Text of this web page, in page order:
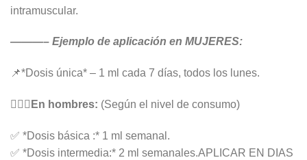
intramuscular.
———– Ejemplo de aplicación en MUJERES:
📌*Dosis única* – 1 ml cada 7 días, todos los lunes.
🙎🏻‍♂En hombres: (Según el nivel de consumo)
✅ *Dosis básica :* 1 ml semanal.
✅ *Dosis intermedia:* 2 ml semanales.APLICAR EN DIAS